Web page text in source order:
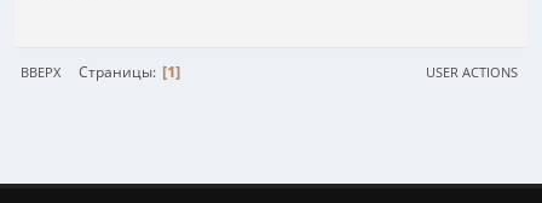
ВВЕРХ Страницы 1 USER ACTIONS